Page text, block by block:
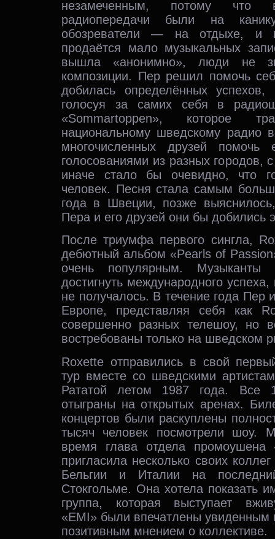
незамеченным, потому что
радиопередачи были на
обозреватели — на отдыхе, и
продаётся мало музыкальных
вышла «анонимно», люди не
композиции. Пер решил помочь
добилась определённых успехов,
голосуя за самих себя в
«Sommartoppen», которое
национальному шведскому радио
многочисленных друзей помочь
голосованиями из разных городов,
иначе стало бы очевидно, что
человек. Песня стала самым
года в Швеции, позже
Пера и его друзей они бы добились
После триумфа первого сингла,
дебютный альбом «Pearls of
очень популярным. Музыканты
достигнуть международного
не получалось. В течение года Пер
Европе, представляя себя как
совершенно разных телешоу, но
востребованы только на шведском
Roxette отправились в свой
тур вместе со шведскими
Рататой летом 1987 года. Все
отыграны на открытых аренах.
концертов были раскуплены
тысяч человек посмотрели шоу.
время глава отдела промоушена
пригласила несколько своих
Бельгии и Италии на
Стокгольме. Она хотела показать
группа, которая выступает
«EMI» были впечатлены увиденным
позитивным мнением о коллективе.